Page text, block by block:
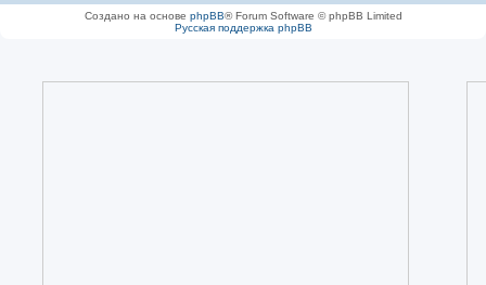
Создано на основе phpBB® Forum Software © phpBB Limited
Русская поддержка phpBB